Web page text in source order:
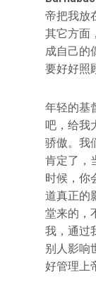
帝把我放
其它方面
成自己的
要好好照
年轻的基
吧，给我
骄傲。我
肯定了，
时候，你
道真正的
堂来的，
我，通过
别人影响
好管理上